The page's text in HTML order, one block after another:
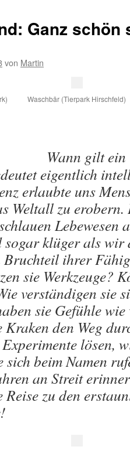
Ganz schön
von Martin
Waschbär (Tierpark Hirschfeld)
Wann gilt
eigentlich
erlaubte uns
Weltall zu
Lebewesen
klüger als wir
ihrer
sie Werkzeuge?
verständigen sie
sie Gefühle
den Weg
lösen,
sich beim Namen
an Streit
zu den